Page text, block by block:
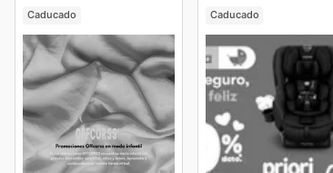
Caducado Caducado